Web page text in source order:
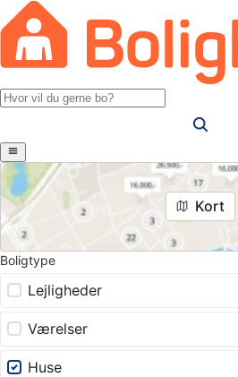
Kort
Boligtype
Lejligheder
Værelser
Huse